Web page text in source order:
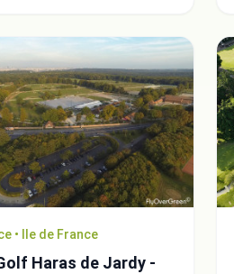
• Ile de France
Haras de Jardy -